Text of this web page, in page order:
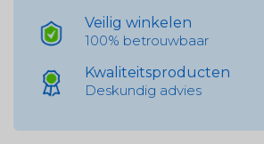
Veilig winkelen
100% betrouwbaar
Kwaliteitsproducten
Deskundig advies